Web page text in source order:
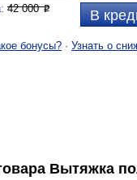
В
42 000P
бонусы? · Узнать о
Вытяжка